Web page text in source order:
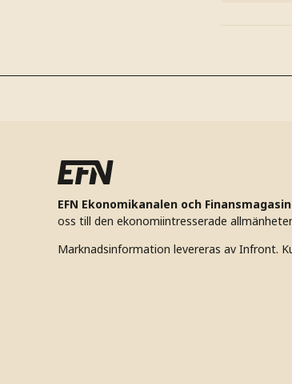
EFN Ekonomikanalen och
oss till den ekonomiintresserade
Marknadsinformation levereras av Infront.